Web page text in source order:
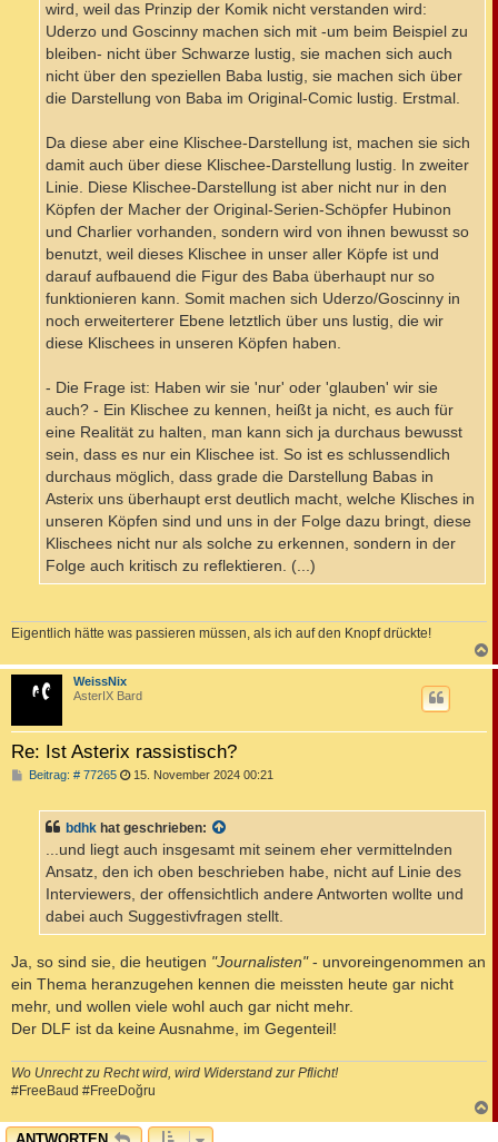
wird, weil das Prinzip der Komik nicht verstanden wird:
Uderzo und Goscinny machen sich mit -um beim Beispiel zu
bleiben- nicht über Schwarze lustig, sie machen sich auch
nicht über den speziellen Baba lustig, sie machen sich über
die Darstellung von Baba im Original-Comic lustig. Erstmal.
Da diese aber eine Klischee-Darstellung ist, machen sie sich
damit auch über diese Klischee-Darstellung lustig. In zweiter
Linie. Diese Klischee-Darstellung ist aber nicht nur in den
Köpfen der Macher der Original-Serien-Schöpfer Hubinon
und Charlier vorhanden, sondern wird von ihnen bewusst so
benutzt, weil dieses Klischee in unser aller Köpfe ist und
darauf aufbauend die Figur des Baba überhaupt nur so
funktionieren kann. Somit machen sich Uderzo/Goscinny in
noch erweiterterer Ebene letztlich über uns lustig, die wir
diese Klischees in unseren Köpfen haben.
- Die Frage ist: Haben wir sie 'nur' oder 'glauben' wir sie
auch? - Ein Klischee zu kennen, heißt ja nicht, es auch für
eine Realität zu halten, man kann sich ja durchaus bewusst
sein, dass es nur ein Klischee ist. So ist es schlussendlich
durchaus möglich, dass grade die Darstellung Babas in
Asterix uns überhaupt erst deutlich macht, welche Klisches in
unseren Köpfen sind und uns in der Folge dazu bringt, diese
Klischees nicht nur als solche zu erkennen, sondern in der
Folge auch kritisch zu reflektieren. (...)
Eigentlich hätte was passieren müssen, als ich auf den Knopf drückte!
a
WeissNix
AsterIX Bard
Re: Ist Asterix rassistisch?
Beitrag: # 77265B
r
a
15. November 2024 00:21
bdhk hat geschrieben:
...und liegt auch insgesamt mit seinem eher vermittelnden
Ansatz, den ich oben beschrieben habe, nicht auf Linie des
Interviewers, der offensichtlich andere Antworten wollte und
dabei auch Suggestivfragen stellt.
Ja, so sind sie, die heutigen "Journalisten"- unvoreingenommen an
ein Thema heranzugehen kennen die meissten heute gar nicht
mehr, und wollen viele wohl auch gar nicht mehr.
Der DLF ist da keine Ausnahme, im Gegenteil!
Wo Unrecht zu Recht wird, wird Widerstand zur Pflicht!
#FreeBaud #FreeDoğru
a